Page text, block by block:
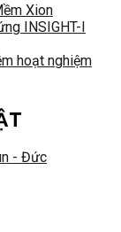
Xion
INSIGHT-I
hoạt nghiệm
- Đức